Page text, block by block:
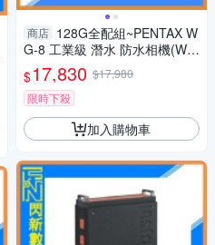
商店 128G全配組~PENTAX W
G-8 工業級 潛水 防水相機(WG
8，公司貨)抗撞、防塵、耐
寒、4K
$17,830 $17,980
限時下殺
加入購物車